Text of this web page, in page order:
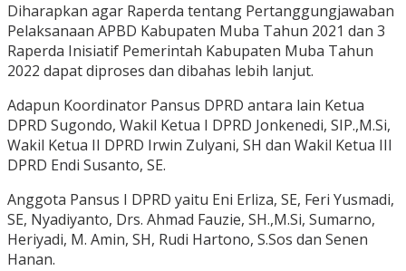
Diharapkan agar Raperda tentang Pertanggungjawaban
Pelaksanaan APBD Kabupaten Muba Tahun 2021 dan 3
Raperda Inisiatif Pemerintah Kabupaten Muba Tahun
2022 dapat diproses dan dibahas lebih lanjut.
Adapun Koordinator Pansus DPRD antara lain Ketua
DPRD Sugondo, Wakil Ketua I DPRD Jonkenedi, SIP.,M.Si,
Wakil Ketua II DPRD Irwin Zulyani, SH dan Wakil Ketua III
DPRD Endi Susanto, SE.
Anggota Pansus I DPRD yaitu Eni Erliza, SE, Feri Yusmadi,
SE, Nyadiyanto, Drs. Ahmad Fauzie, SH.,M.Si, Sumarno,
Heriyadi, M. Amin, SH, Rudi Hartono, S.Sos dan Senen
Hanan.